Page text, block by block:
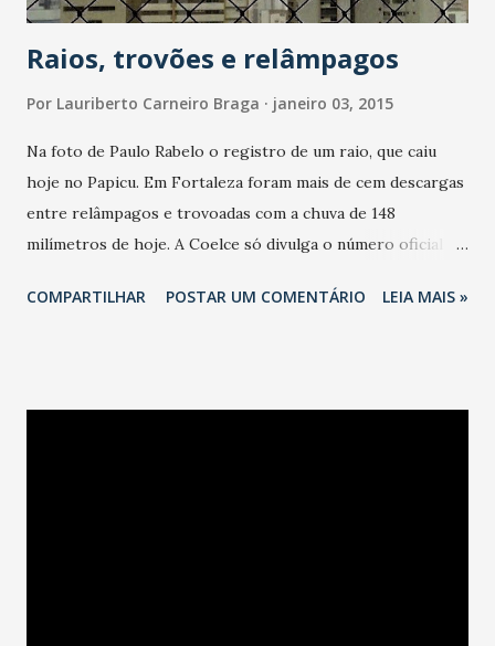
Raios, trovões e relâmpagos
Por Lauriberto Carneiro Braga janeiro 03, 2015
Na foto de Paulo Rabelo o registro de um raio, que caiu
hoje no Papicu. Em Fortaleza foram mais de cem descargas
entre relâmpagos e trovoadas com a chuva de 148
milímetros de hoje. A Coelce só divulga o número oficial na
COMPARTILHAR POSTAR UM COMENTÁRIO LEIA MAIS »